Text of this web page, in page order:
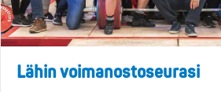
Lähin voimanostoseurasi